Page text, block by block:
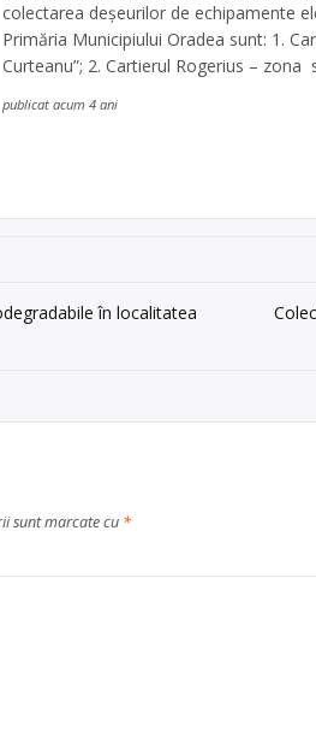
colectarea deşeurilor de echipamente
Primăria Municipiului Oradea sunt: 1.
Curteanu”; 2. Cartierul Rogerius –
publicat acum 4 ani
în localitatea
sunt marcate cu *